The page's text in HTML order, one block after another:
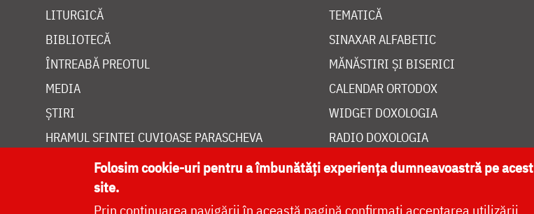
LITURGICĂ
BIBLIOTECĂ
ÎNTREABĂ PREOTUL
MEDIA
ȘTIRI
HRAMUL SFINTEI CUVIOASE PARASCHEVA
TEMATICĂ
SINAXAR ALFABETIC
MĂNĂSTIRI ȘI BISERICI
CALENDAR ORTODOX
WIDGET DOXOLOGIA
RADIO DOXOLOGIA
Folosim cookie-uri pentru a îmbunătăți experiența dumneavoastră pe acest
site.
Prin continuarea navigării în această pagină confirmați acceptarea utilizării